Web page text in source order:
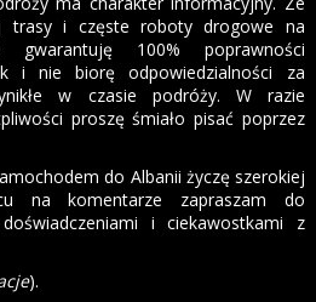
trasy i częste roboty drogowe na
gwarantuję 100% poprawności
i nie biorę odpowiedzialności za
w czasie podróży. W razie
proszę śmiało pisać poprzez
do Albanii życzę szerokiej
na komentarze zapraszam do
i ciekawostkami z
).